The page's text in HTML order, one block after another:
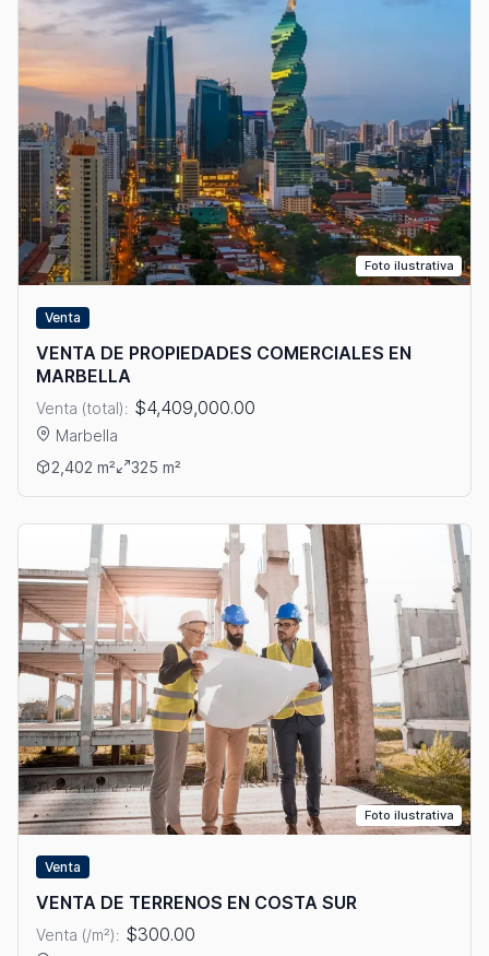
Foto ilustrativa
Venta
VENTA DE PROPIEDADES COMERCIALES EN
MARBELLA
Venta (total): $4,409,000.00
Marbella
Ver detalles: VENTA DE PROPIEDADES COMERCIALES EN
2,402 m² 325 m²
Foto ilustrativa
Venta
VENTA DE TERRENOS EN COSTA SUR
Venta (/m²): $300.00